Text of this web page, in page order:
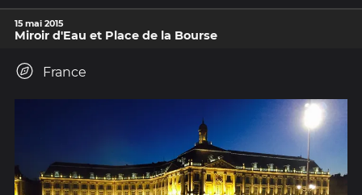
15 mai 2015
Miroir d'Eau et Place de la Bourse
France